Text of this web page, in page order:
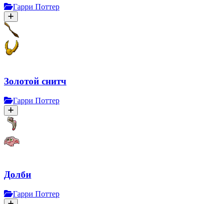
Гарри Поттер
Золотой снитч
Гарри Поттер
Долби
Гарри Поттер